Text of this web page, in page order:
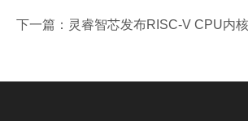
下一篇： 灵睿智芯发布RISC-V CPU